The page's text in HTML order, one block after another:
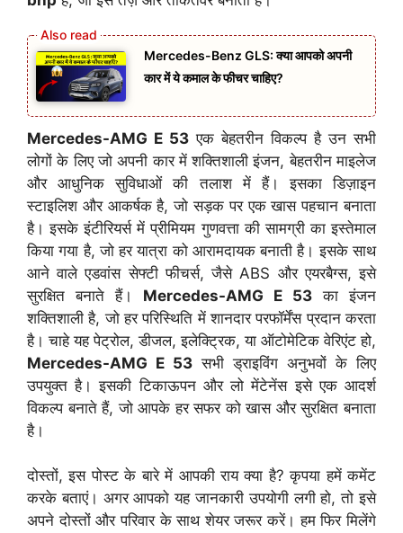
Mercedes-Benz GLS: क्या आपको अपनी
कार में ये कमाल के फीचर चाहिए?
Mercedes-AMG E 53 एक बेहतरीन विकल्प है उन सभी
लोगों के लिए जो अपनी कार में शक्तिशाली इंजन, बेहतरीन माइलेज
और आधुनिक सुविधाओं की तलाश में हैं। इसका डिज़ाइन
स्टाइलिश और आकर्षक है, जो सड़क पर एक खास पहचान बनाता
है। इसके इंटीरियर्स में प्रीमियम गुणवत्ता की सामग्री का इस्तेमाल
किया गया है, जो हर यात्रा को आरामदायक बनाती है। इसके साथ
आने वाले एडवांस सेफ्टी फीचर्स, जैसे ABS और एयरबैग्स, इसे
सुरक्षित बनाते हैं। Mercedes-AMG E 53 का इंजन
शक्तिशाली है, जो हर परिस्थिति में शानदार परफॉर्मेंस प्रदान करता
है। चाहे यह पेट्रोल, डीजल, इलेक्ट्रिक, या ऑटोमेटिक वेरिएंट हो,
Mercedes-AMG E 53 सभी ड्राइविंग अनुभवों के लिए
उपयुक्त है। इसकी टिकाऊपन और लो मेंटेनेंस इसे एक आदर्श
विकल्प बनाते हैं, जो आपके हर सफर को खास और सुरक्षित बनाता
है।
दोस्तों, इस पोस्ट के बारे में आपकी राय क्या है? कृपया हमें कमेंट
करके बताएं। अगर आपको यह जानकारी उपयोगी लगी हो, तो इसे
अपने दोस्तों और परिवार के साथ शेयर जरूर करें। हम फिर मिलेंगे